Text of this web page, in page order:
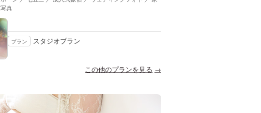
真
プラン スタジオプラン
この他のプランを見る